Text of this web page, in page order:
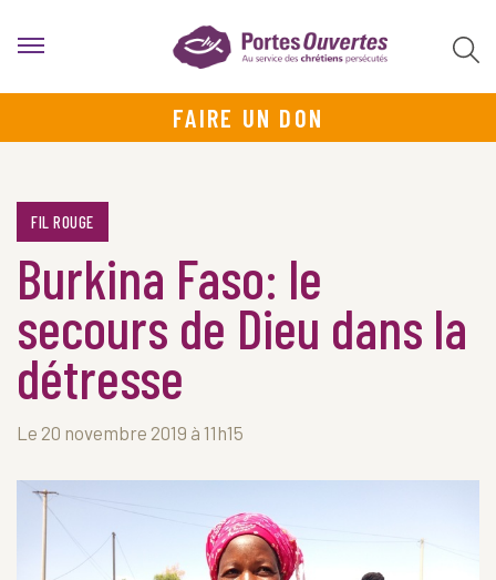
FAIRE UN DON
FIL ROUGE
Burkina Faso: le
secours de Dieu dans la
détresse
Le 20 novembre 2019 à 11h15